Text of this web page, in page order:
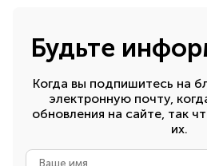
Будьте
Когда вы подпишитесь на
электронную почту,
обновления на сайте, так
их.